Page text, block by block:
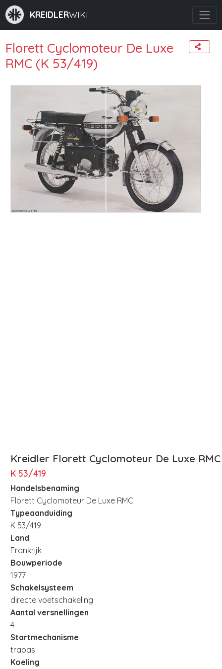
KREIDLERWIKI
Florett Cyclomoteur De Luxe
RMC (K 53/419)
Kreidler Florett Cyclomoteur De Luxe RMC
K 53/419
Handelsbenaming
Florett Cyclomoteur De Luxe RMC
Typeaanduiding
K 53/419
Land
Frankrijk
Bouwperiode
1977
Schakelsysteem
directe voetschakeling
Aantal versnellingen
4
Startmechanisme
trapas
Koeling